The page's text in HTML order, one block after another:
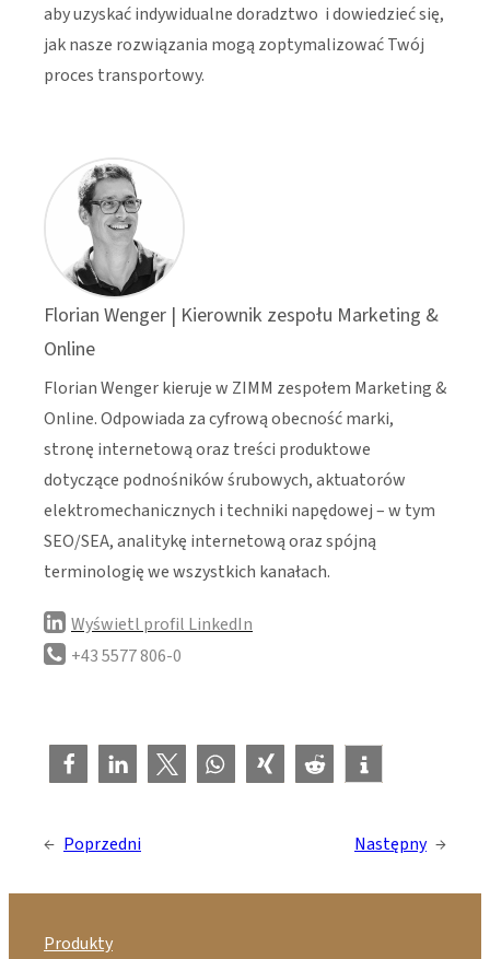
aby uzyskać indywidualne doradztwo i dowiedzieć się,
jak nasze rozwiązania mogą zoptymalizować Twój
proces transportowy.
Florian Wenger | Kierownik zespołu Marketing &
Online
Florian Wenger kieruje w ZIMM zespołem Marketing &
Online. Odpowiada za cyfrową obecność marki,
stronę internetową oraz treści produktowe
dotyczące podnośników śrubowych, aktuatorów
elektromechanicznych i techniki napędowej – w tym
SEO/SEA, analitykę internetową oraz spójną
terminologię we wszystkich kanałach.
Wyświetl profil LinkedIn
+43 5577 806-0
← Poprzedni Następny →
Produkty